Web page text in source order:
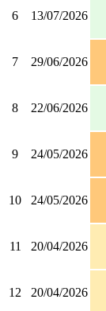
6 13/07/2026
7 29/06/2026
8 22/06/2026
9 24/05/2026
10 24/05/2026
11 20/04/2026
12 20/04/2026